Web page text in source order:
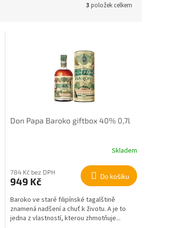
3 položek celkem
Don Papa Baroko giftbox 40% 0,7l
Skladem
784 Kč bez DPH
949 Kč Do košíku
Baroko ve staré filipínské tagalštině
znamená nadšení a chuť k životu. A je to
jedna z vlastností, kterou zhmotňuje...